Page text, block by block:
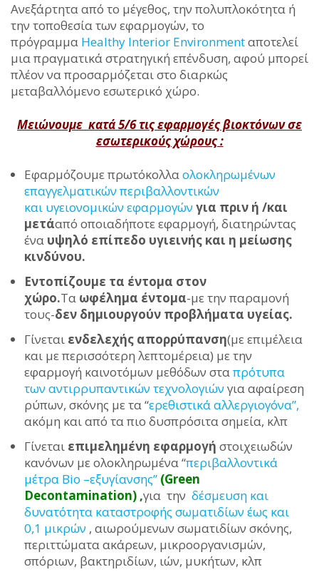
Ανεξάρτητα από το μέγεθος, την πολυπλοκότητα ή
την τοποθεσία των εφαρμογών, το
πρόγραμμα Healthy Interior Environmentαποτελεί
μια πραγματικά στρατηγική επένδυση, αφού μπορεί
πλέον να προσαρμόζεται στο διαρκώς
μεταβαλλόμενο εσωτερικό χώρο.
Μειώνουμε κατά 5/6 τις εφαρμογές βιοκτόνων σε
εσωτερικούς χώρους :
Εφαρμόζουμε πρωτόκολλαολοκληρωμένων
επαγγελματικών περιβαλλοντικών
και υγειονομικών εφαρμογώνγια πριν ή /και
μετάαπό οποιαδήποτε εφαρμογή, διατηρώντας
ένα υψηλό επίπεδο υγιεινής και η μείωσης
κινδύνου.
Εντοπίζουμε τα έντομα στον
χώρο.Τα ωφέλημα έντομα-με την παραμονή
τους-δεν δημιουργούν προβλήματα υγείας.
Γίνεται ενδελεχής απορρύπανση(με επιμέλεια
και με περισσότερη λεπτομέρεια) με την
εφαρμογή καινοτόμων μεθόδων σταπρότυπα
των αντιρρυπαντικών τεχνολογιώνγια αφαίρεση
ρύπων, σκόνης με τα ‘‘ερεθιστικά αλλεργιογόνα’’,
ακόμη και από τα πιο δυσπρόσιτα σημεία, κλπ
Γίνεται επιμελημένη εφαρμογή στοιχειωδών
κανόνων με ολοκληρωμένα ‘‘περιβαλλοντικά
μέτρα Bio –εξυγίανσης’’ (Green
Decontamination) ,για την δέσμευση και
δυνατότητα καταστροφής σωματιδίων έως και
0,1 μικρών , αιωρούμενων σωματιδίων σκόνης,
περιττώματα ακάρεων, μικροοργανισμών,
σπόριων, βακτηριδίων, ιών, μυκήτων, κλπ